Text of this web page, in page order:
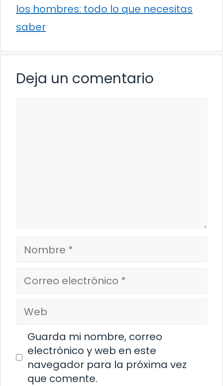
los hombres: todo lo que necesitas
saber
Deja un comentario
Nombre
Correo
electrónico
Web
Guarda mi nombre, correo
electrónico y web en este
navegador para la próxima vez
que comente.